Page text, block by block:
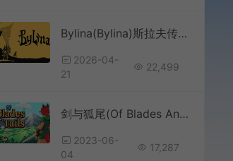
Bylina(Bylina)斯拉夫传奇动作冒险游戏|下载
2026-04-
21
22,499
剑与狐尾(Of Blades And Tails)回合制战斗RPG游戏|下载
2023-06-
04
17,287